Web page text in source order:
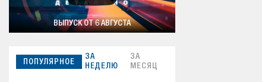
ВЫПУСК ОТ 6 АВГУСТА
ПОПУЛЯРНОЕ
ЗА
НЕДЕЛЮ
ЗА
МЕСЯЦ